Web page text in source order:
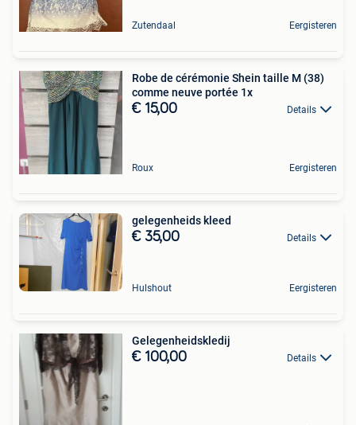
Zutendaal Eergisteren
Robe de cérémonie Shein taille M (38)
comme neuve portée 1x
€ 15,00 Details
Roux Eergisteren
gelegenheids kleed
€ 35,00 Details
Hulshout Eergisteren
Gelegenheidskledij
€ 100,00 Details